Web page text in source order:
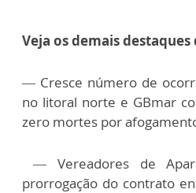
Veja os demais
— Cresce número de
no litoral norte e GBmar
zero mortes por
— Vereadores de
prorrogação do contrato